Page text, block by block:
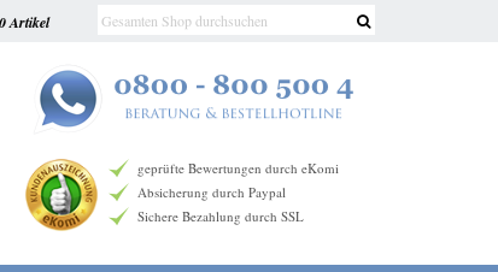
0 Artikel
geprüfte Bewertungen durch eKomi
Absicherung durch Paypal
Sichere Bezahlung durch SSL